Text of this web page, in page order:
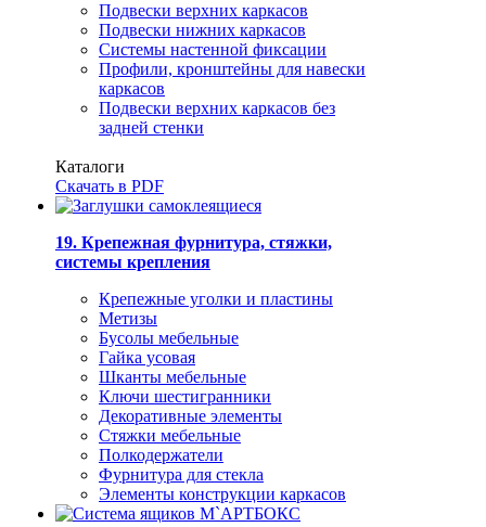
Подвески верхних каркасов
Подвески нижних каркасов
Системы настенной фиксации
Профили, кронштейны для навески
каркасов
Подвески верхних каркасов без
задней стенки
Каталоги
Скачать в PDF
19. Крепежная фурнитура, стяжки,
системы крепления
Крепежные уголки и пластины
Метизы
Бусолы мебельные
Гайка усовая
Шканты мебельные
Ключи шестигранники
Декоративные элементы
Стяжки мебельные
Полкодержатели
Фурнитура для стекла
Элементы конструкции каркасов